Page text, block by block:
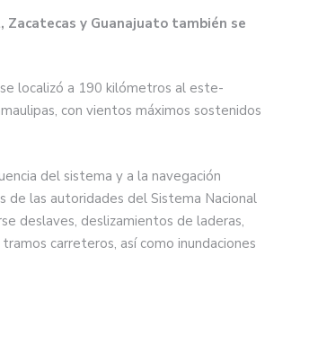
Zacatecas y Guanajuato también se
localizó a 190 kilómetros al este-
con vientos máximos sostenidos
del sistema y a la navegación
de las autoridades del Sistema Nacional
deslaves, deslizamientos de laderas,
carreteros, así como inundaciones